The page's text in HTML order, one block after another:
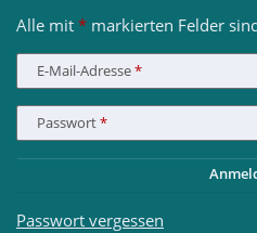
Alle mit * markierten Felder
E-Mail-Adresse
Passwort
Passwort vergessen